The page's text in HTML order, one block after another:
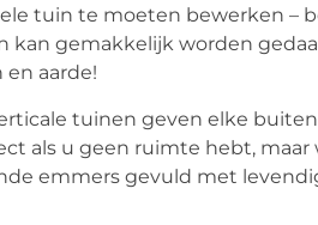
tuin te moeten bewerken –
kan gemakkelijk worden
aarde!
tuinen geven elke
als u geen ruimte hebt,
emmers gevuld met